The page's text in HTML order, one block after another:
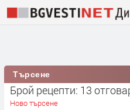
Търсене
Брой рецепти: 13
Ново търсене